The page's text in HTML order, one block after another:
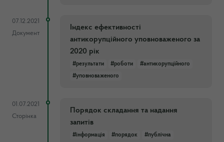
07.12.2021
Документ
Індекс ефективності
антикорупційного уповноваженого за
2020 рік
#результати #роботи
#антикорупційного
#уповноваженого
01.07.2021
Сторінка
Порядок складання та надання
запитів
#інформація #порядок
#публічна